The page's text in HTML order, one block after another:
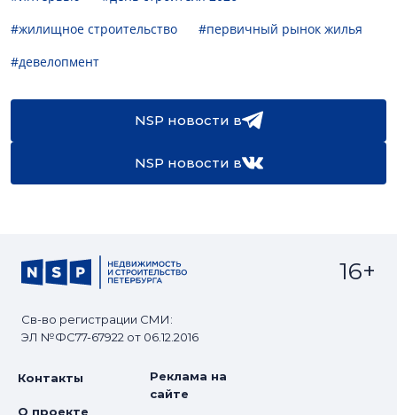
#жилищное строительство
#первичный рынок жилья
#девелопмент
NSP новости в
NSP новости в
Св-во регистрации СМИ:
ЭЛ №ФС77-67922 от 06.12.2016
16+
Контакты
О проекте
Реклама на
сайте